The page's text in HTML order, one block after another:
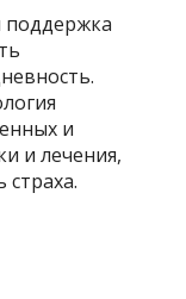
поддержка
и
и лечения,